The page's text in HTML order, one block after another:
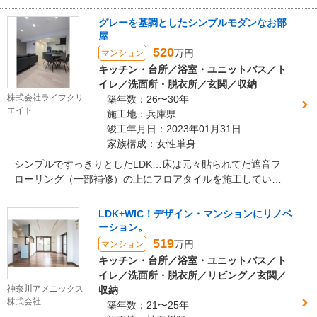
ンで統一された室内は、まるでホテルのラウンジのように落
ち着いた空間。リフォーム前の印象を大きく変え、ご夫婦お
二人の暮らしに穏やかな時間をもたらしています。
株式会社ライフクリ
エイト
グレーを基調としたシンプルモダンなお部
屋
マンション 520万円
キッチン・台所／浴室・ユニットバス／ト
イレ／洗面所・脱衣所／玄関／収納
築年数：26〜30年
施工地：兵庫県
竣工年月日：2023年01月31日
家族構成：女性単身
シンプルですっきりとしたLDK…床は元々貼られてた遮音フ
ローリング（一部補修）の上にフロアタイルを施工していま
神奈川アメニックス
株式会社
LDK+WIC！デザイン・マンションにリノベ
ーション。
マンション 519万円
キッチン・台所／浴室・ユニットバス／ト
イレ／洗面所・脱衣所／リビング／玄関／
収納
築年数：21〜25年